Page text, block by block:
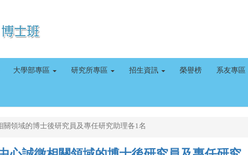
大學部專區 研究所專區 招生資訊 榮譽榜 系友專區
關領域的博士後研究員及專任研究助理各1名